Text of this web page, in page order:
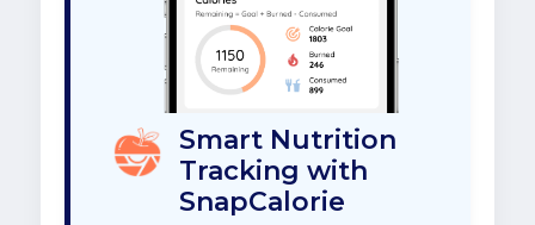
Smart Nutrition
Tracking with
SnapCalorie